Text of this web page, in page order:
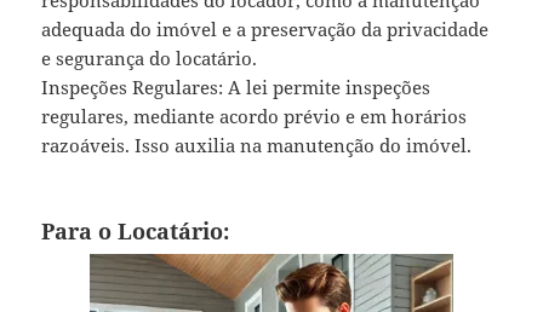
adequada do imóvel e a preservação da privacidade
e segurança do locatário.
Inspeções Regulares: A lei permite inspeções
regulares, mediante acordo prévio e em horários
razoáveis. Isso auxilia na manutenção do imóvel.
Para o Locatário: